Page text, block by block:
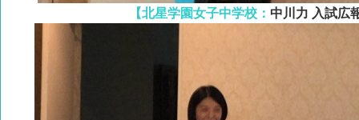
【北星学園女子中学校： 中川力 入試広